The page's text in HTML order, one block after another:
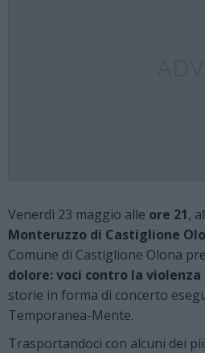
Venerdì 23 maggio alle ore 21, al
Monteruzzo di Castiglione
Comune di Castiglione Olona
dolore: voci contro la violenza
storie in forma di concerto
Temporanea-Mente.
Trasportandoci con alcuni dei